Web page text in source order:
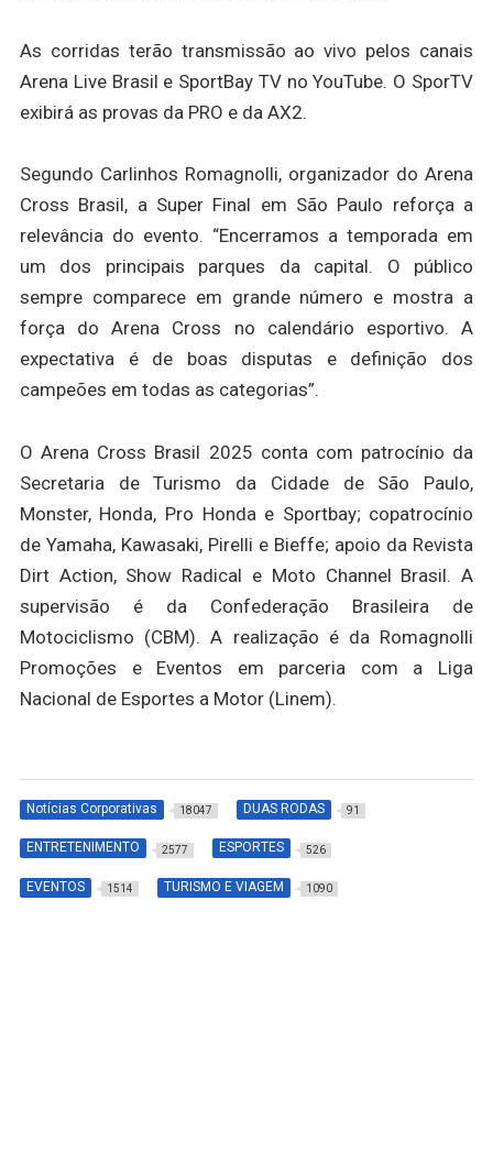
As corridas terão transmissão ao vivo pelos canais
Arena Live Brasil e SportBay TV no YouTube. O SporTV
exibirá as provas da PRO e da AX2.
Segundo Carlinhos Romagnolli, organizador do Arena
Cross Brasil, a Super Final em São Paulo reforça a
relevância do evento. “Encerramos a temporada em
um dos principais parques da capital. O público
sempre comparece em grande número e mostra a
força do Arena Cross no calendário esportivo. A
expectativa é de boas disputas e definição dos
campeões em todas as categorias”.
O Arena Cross Brasil 2025 conta com patrocínio da
Secretaria de Turismo da Cidade de São Paulo,
Monster, Honda, Pro Honda e Sportbay; copatrocínio
de Yamaha, Kawasaki, Pirelli e Bieffe; apoio da Revista
Dirt Action, Show Radical e Moto Channel Brasil. A
supervisão é da Confederação Brasileira de
Motociclismo (CBM). A realização é da Romagnolli
Promoções e Eventos em parceria com a Liga
Nacional de Esportes a Motor (Linem).
Notícias Corporativas 18047 DUAS RODAS 91
ENTRETENIMENTO 2577 ESPORTES 526
EVENTOS 1514 TURISMO E VIAGEM 1090